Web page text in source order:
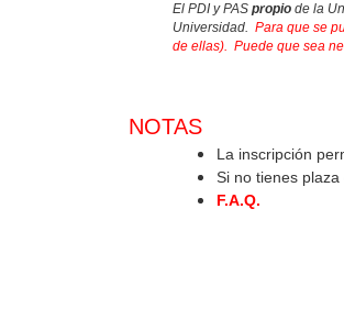
El PDI y PAS propio de la
Universidad. Para que se
de ellas). Puede que sea
NOTAS
La inscripción
Si no tienes
F.A.Q.